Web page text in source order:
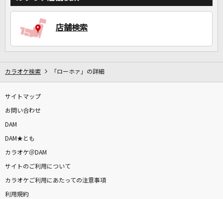
DAMに会員登録・ログインして
店舗検索
カラオケ検索 「ローホァ」の詳細
サイトマップ
お問い合わせ
DAM
DAM★とも
カラオケ＠DAM
サイトのご利用について
カラオケご利用にあたっての注意事項
利用規約